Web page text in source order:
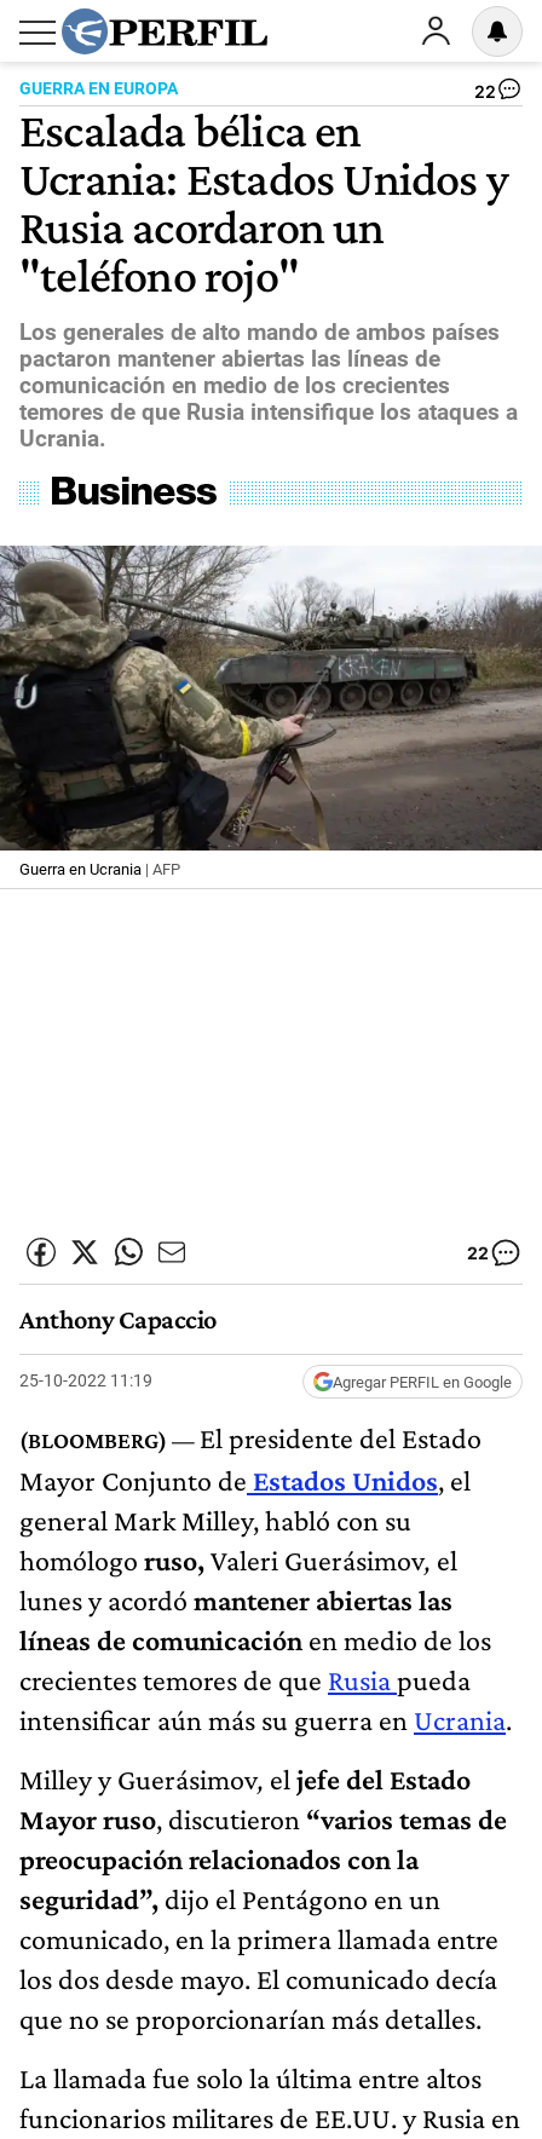
GUERRA EN EUROPA 22
Escalada bélica en
Ucrania: Estados Unidos y
Rusia acordaron un
"teléfono rojo"
Los generales de alto mando de ambos países
pactaron mantener abiertas las líneas de
comunicación en medio de los crecientes
temores de que Rusia intensifique los ataques a
Ucrania.
Guerra en Ucrania | AFP
22
Anthony Capaccio
25-10-2022 11:19 Agregar PERFIL en Google
El presidente del Estado
Mayor Conjunto de Estados Unidos, el
general Mark Milley, habló con su
homólogo ruso,Valeri Guerásimov, el
lunes y acordó mantener abiertas las
líneas de comunicación en medio de los
crecientes temores de que Rusiapueda
intensificar aún más su guerra en Ucrania.
Milley y Guerásimov, el jefe del Estado
Mayor ruso, discutieron “varios temas de
preocupación relacionados con la
seguridad”, dijo el Pentágono en un
comunicado, en la primera llamada entre
los dos desde mayo. El comunicado decía
que no se proporcionarían más detalles.
La llamada fue solo la última entre altos
funcionarios militares de EE.UU. y Rusia en